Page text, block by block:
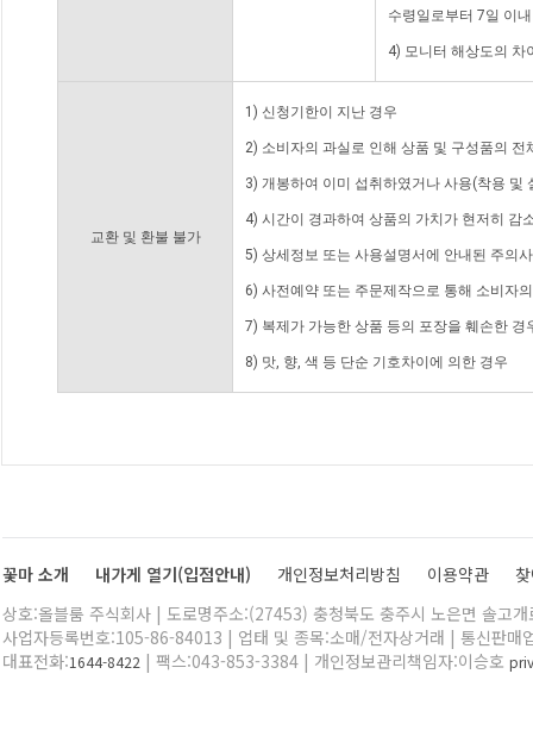
수령일로부터 7일 이
4) 모니터 해상도의 차
교환 및 환불 불가
1) 신청기한이 지난 경우
2) 소비자의 과실로 인해 상품 및 구성품의
3) 개봉하여 이미 섭취하였거나 사용(착용 및
4) 시간이 경과하여 상품의 가치가 현저히 감
5) 상세정보 또는 사용설명서에 안내된 주의
6) 사전예약 또는 주문제작으로 통해 소비자
7) 복제가 가능한 상품 등의 포장을 훼손한 경
8) 맛, 향, 색 등 단순 기호차이에 의한 경우
꽃마 소개 내가게 열기(입점안내) 개인정보처리방침 이용약관
상호:올블룸 주식회사 | 도로명주소:(27453) 충청북도 충주시 노은면 솔고
사업자등록번호:105-86-84013 | 업태 및 종목:소매/전자상거래 | 통신판매
대표전화:1644-8422 | 팩스:043-853-3384 | 개인정보관리책임자:이승호